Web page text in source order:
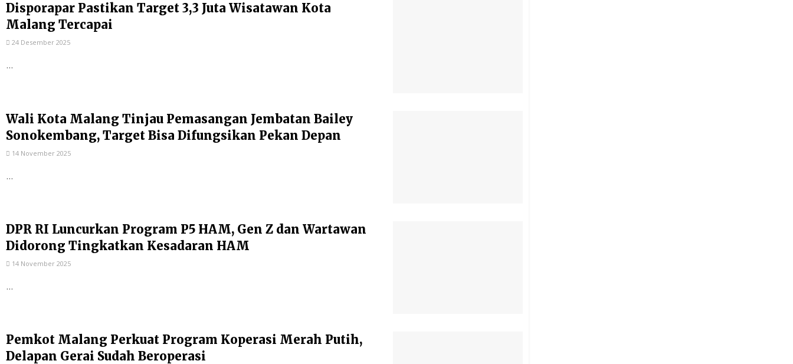
Disporapar Pastikan Target 3,3 Juta Wisatawan Kota
Malang Tercapai
24 Desember 2025
...
Wali Kota Malang Tinjau Pemasangan Jembatan Bailey
Sonokembang, Target Bisa Difungsikan Pekan Depan
14 November 2025
...
DPR RI Luncurkan Program P5 HAM, Gen Z dan Wartawan
Didorong Tingkatkan Kesadaran HAM
14 November 2025
...
Pemkot Malang Perkuat Program Koperasi Merah Putih,
Delapan Gerai Sudah Beroperasi